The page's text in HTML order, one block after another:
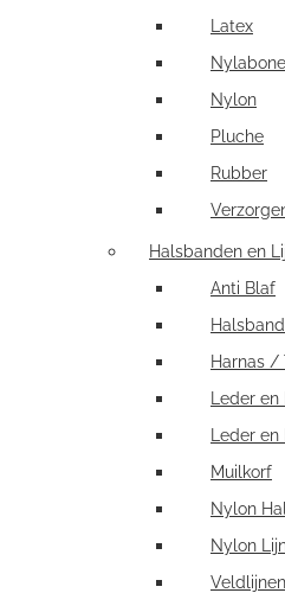
Latex
Nylon
Pluche
Rubber
Halsbanden en
Anti Blaf
Harnas /
Leder
Leder
Muilkorf
Nylon
Nylon
Veldlijnen